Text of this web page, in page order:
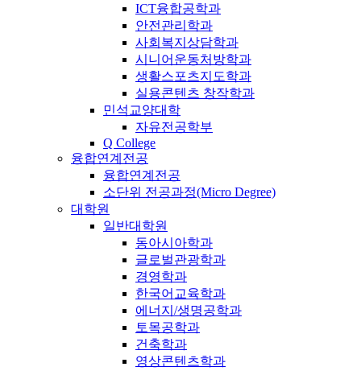
ICT융합공학과
안전관리학과
사회복지상담학과
시니어운동처방학과
생활스포츠지도학과
실용콘텐츠 창작학과
민석교양대학
자유전공학부
Q College
융합연계전공
융합연계전공
소단위 전공과정(Micro Degree)
대학원
일반대학원
동아시아학과
글로벌관광학과
경영학과
한국어교육학과
에너지/생명공학과
토목공학과
건축학과
영상콘텐츠학과